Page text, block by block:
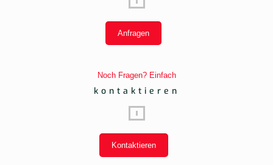
Anfragen
Noch Fragen? Einfach
kontaktieren
Kontaktieren